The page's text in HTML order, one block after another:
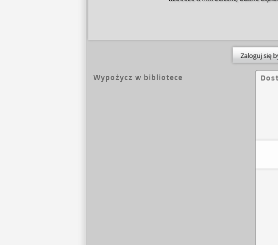
znajomość to początek koszmaru,
Zaloguj się
Wypożycz w bibliotece